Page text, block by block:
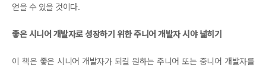
얻을 수 있을 것이다.
좋은 시니어 개발자로 성장하기 위한 주니어 개발자 시야 넓히기
이 책은 좋은 시니어 개발자가 되길 원하는 주니어 또는 중니어 개발자를